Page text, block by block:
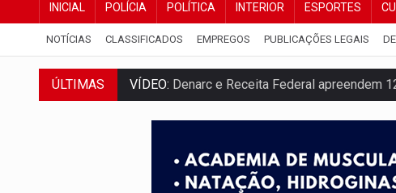
INICIAL POLÍCIA POLÍTICA INTERIOR ESPORTES
NOTÍCIAS CLASSIFICADOS EMPREGOS PUBLICAÇÕES LEGAIS
ÚLTIMAS VÍDEO: Denarc e Receita Federal apreendem
OPERAÇÃO DA PC:Membros do CV são
ENTRADA GRATUITA:Espetáculo As Marias
Três são presos após furto de